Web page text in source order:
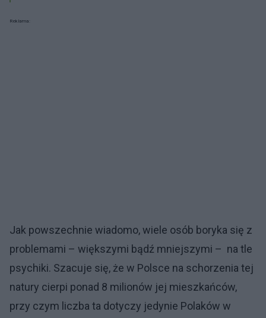
Reklama:
Jak powszechnie wiadomo, wiele osób boryka się z
problemami – większymi bądź mniejszymi – na tle
psychiki. Szacuje się, że w Polsce na schorzenia tej
natury cierpi ponad 8 milionów jej mieszkańców,
przy czym liczba ta dotyczy jedynie Polaków w